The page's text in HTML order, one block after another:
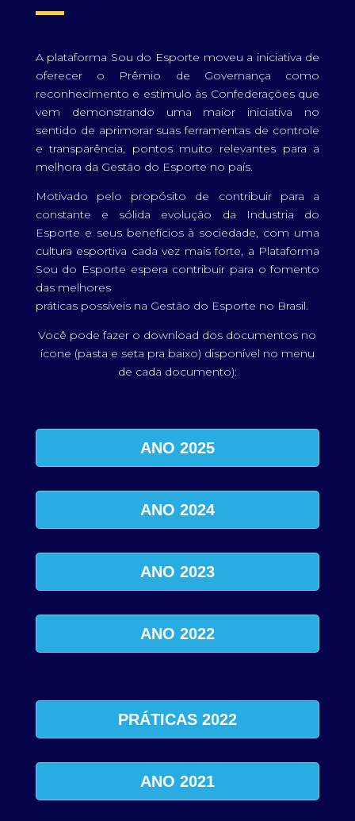
A plataforma Sou do Esporte moveu a iniciativa de
oferecer o Prêmio de Governança como
reconhecimento e estímulo às Confederações que
vem demonstrando uma maior iniciativa no
sentido de aprimorar suas ferramentas de controle
e transparência, pontos muito relevantes para a
melhora da Gestão do Esporte no país.
Motivado pelo propósito de contribuir para a
constante e sólida evolução da Industria do
Esporte e seus benefícios à sociedade, com uma
cultura esportiva cada vez mais forte, a Plataforma
Sou do Esporte espera contribuir para o fomento
das melhores
práticas possíveis na Gestão do Esporte no Brasil.
Você pode fazer o download dos documentos no
ícone (pasta e seta pra baixo) disponível no menu
de cada documento):
ANO 2025
ANO 2024
ANO 2023
ANO 2022
PRÁTICAS 2022
ANO 2021